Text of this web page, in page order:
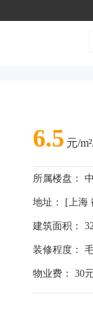
6.5 元/
所属楼盘：
地址： [上海
建筑面积：
装修程度：
物业费： 30